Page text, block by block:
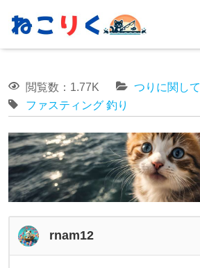
閲覧数：1.77K
つりに関して
ファスティング 釣り
rnam12